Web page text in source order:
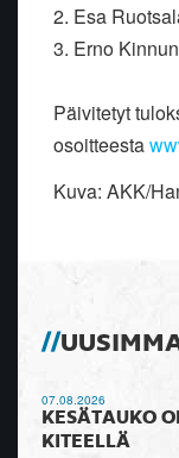
2. Esa
3. Erno
Päivitetyt
osoitteesta
Kuva: AKK/
07.08.2026
KESÄTAUKO
KITEELLÄ